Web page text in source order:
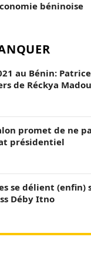
béninoise
au Bénin:
de Réckya
promet de ne
présidentiel
se délient (enfin)
Déby Itno